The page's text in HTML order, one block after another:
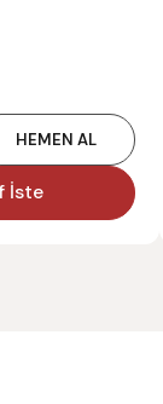
HEMEN AL
İste